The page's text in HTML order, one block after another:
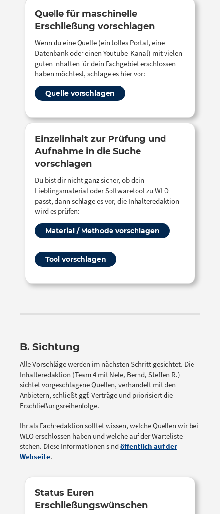
Quelle für maschinelle
Erschließung vorschlagen
Wenn du eine Quelle (ein tolles Portal, eine
Datenbank oder einen Youtube-Kanal) mit vielen
guten Inhalten für dein Fachgebiet erschlossen
haben möchtest, schlage es hier vor:
Quelle vorschlagen
Einzelinhalt zur Prüfung und
Aufnahme in die Suche
vorschlagen
Du bist dir nicht ganz sicher, ob dein
Lieblingsmaterial oder Softwaretool zu WLO
passt, dann schlage es vor, die Inhalteredaktion
wird es prüfen:
Material / Methode vorschlagen
Tool vorschlagen
B. Sichtung
Alle Vorschläge werden im nächsten Schritt gesichtet. Die
Inhalteredaktion (Team 4 mit Nele, Bernd, Steffen R.)
sichtet vorgeschlagene Quellen, verhandelt mit den
Anbietern, schließt ggf. Verträge und priorisiert die
Erschließungsreihenfolge.
Ihr als Fachredaktion solltet wissen, welche Quellen wir bei
WLO erschlossen haben und welche auf der Warteliste
stehen. Diese Informationen sind öffentlich auf der
Webseite.
Status Euren
Erschließungswünschen